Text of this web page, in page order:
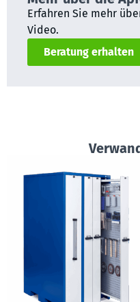
Erfahren Sie mehr
Video.
Beratung erhalten